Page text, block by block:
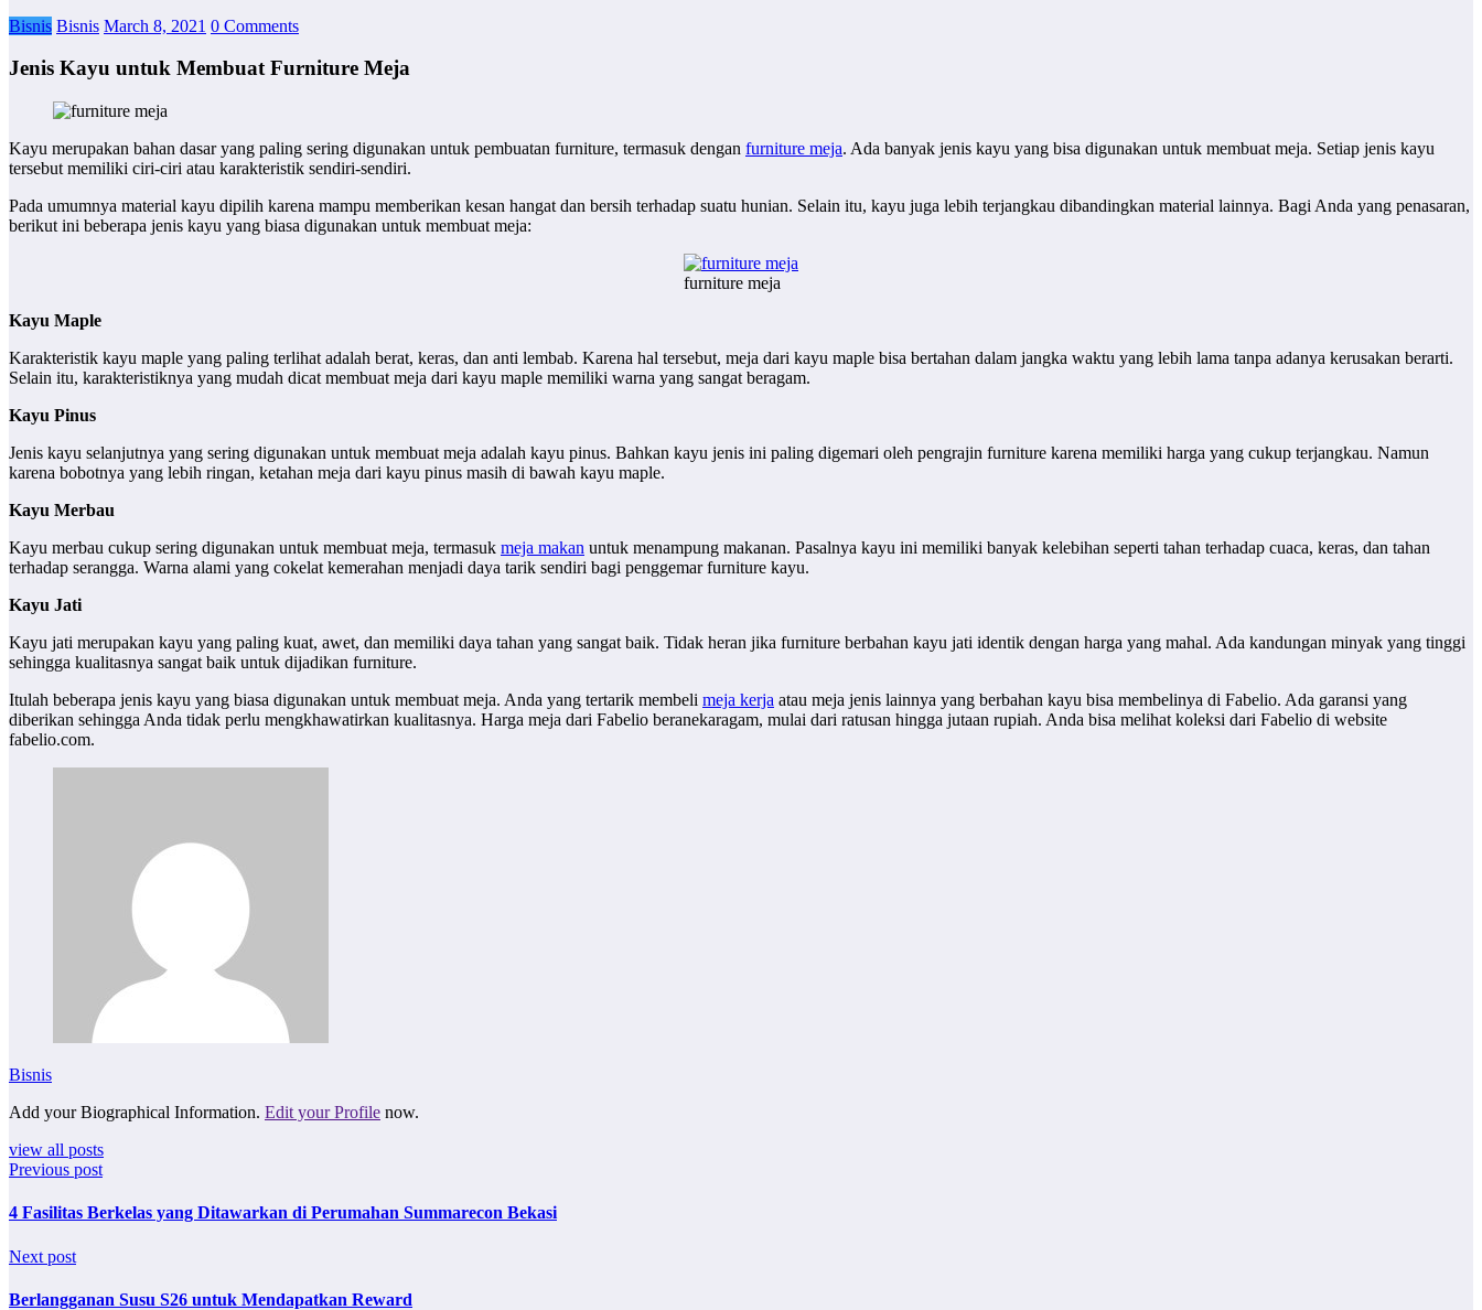
Bisnis Bisnis March 8, 2021 0 Comments
Jenis Kayu untuk Membuat Furniture Meja
Kayu merupakan bahan dasar yang paling sering digunakan untuk pembuatan furniture, termasuk dengan furniture meja. Ada banyak jenis kayu yang bisa digunakan untuk membuat meja. Setiap jenis kayu
tersebut memiliki ciri-ciri atau karakteristik sendiri-sendiri.
Pada umumnya material kayu dipilih karena mampu memberikan kesan hangat dan bersih terhadap suatu hunian. Selain itu, kayu juga lebih terjangkau dibandingkan material lainnya. Bagi Anda yang penasaran,
berikut ini beberapa jenis kayu yang biasa digunakan untuk membuat meja:
furniture meja
Kayu Maple
Karakteristik kayu maple yang paling terlihat adalah berat, keras, dan anti lembab. Karena hal tersebut, meja dari kayu maple bisa bertahan dalam jangka waktu yang lebih lama tanpa adanya kerusakan berarti.
Selain itu, karakteristiknya yang mudah dicat membuat meja dari kayu maple memiliki warna yang sangat beragam.
Kayu Pinus
Jenis kayu selanjutnya yang sering digunakan untuk membuat meja adalah kayu pinus. Bahkan kayu jenis ini paling digemari oleh pengrajin furniture karena memiliki harga yang cukup terjangkau. Namun
karena bobotnya yang lebih ringan, ketahan meja dari kayu pinus masih di bawah kayu maple.
Kayu Merbau
Kayu merbau cukup sering digunakan untuk membuat meja, termasuk meja makan untuk menampung makanan. Pasalnya kayu ini memiliki banyak kelebihan seperti tahan terhadap cuaca, keras, dan tahan
terhadap serangga. Warna alami yang cokelat kemerahan menjadi daya tarik sendiri bagi penggemar furniture kayu.
Kayu Jati
Kayu jati merupakan kayu yang paling kuat, awet, dan memiliki daya tahan yang sangat baik. Tidak heran jika furniture berbahan kayu jati identik dengan harga yang mahal. Ada kandungan minyak yang tinggi
sehingga kualitasnya sangat baik untuk dijadikan furniture.
Itulah beberapa jenis kayu yang biasa digunakan untuk membuat meja. Anda yang tertarik membeli meja kerja atau meja jenis lainnya yang berbahan kayu bisa membelinya di Fabelio. Ada garansi yang
diberikan sehingga Anda tidak perlu mengkhawatirkan kualitasnya. Harga meja dari Fabelio beranekaragam, mulai dari ratusan hingga jutaan rupiah. Anda bisa melihat koleksi dari Fabelio di website
fabelio.com.
Bisnis
Add your Biographical Information. Edit your Profile now.
view all posts
Previous post
4 Fasilitas Berkelas yang Ditawarkan di Perumahan Summarecon Bekasi
Next post
Berlangganan Susu S26 untuk Mendapatkan Reward